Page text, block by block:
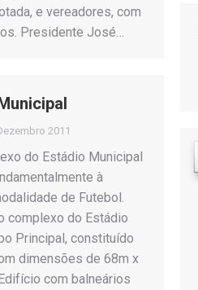
e vereadores, com
Presidente José…
2011
do Estádio Municipal
à
de Futebol.
complexo do Estádio
Principal, constituído
dimensões de 68m x
com balneários